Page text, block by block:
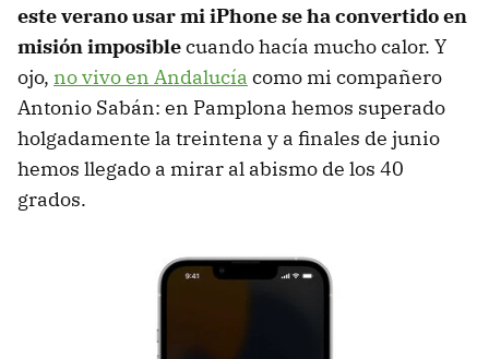
este verano usar mi iPhone se ha convertido en
misión imposiblecuando hacía mucho calor. Y
ojo, no vivo en Andalucía como mi compañero
Antonio Sabán: en Pamplona hemos superado
holgadamente la treintena y a finales de junio
hemos llegado a mirar al abismo de los 40
grados.